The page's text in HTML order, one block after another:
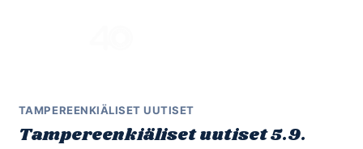
TAMPEREENKIÄLISET UUTISET
Tampereenkiäliset uutiset 5.9.